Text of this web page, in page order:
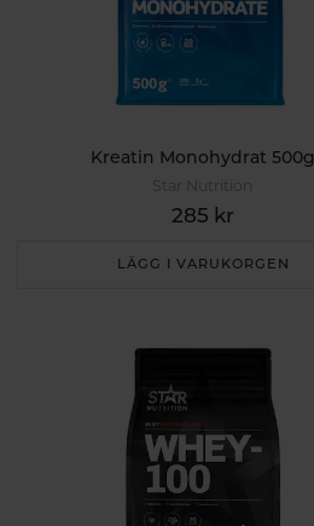
Kreatin Monohydrat 500g
Star Nutrition
285 kr
LÄGG I VARUKORGEN